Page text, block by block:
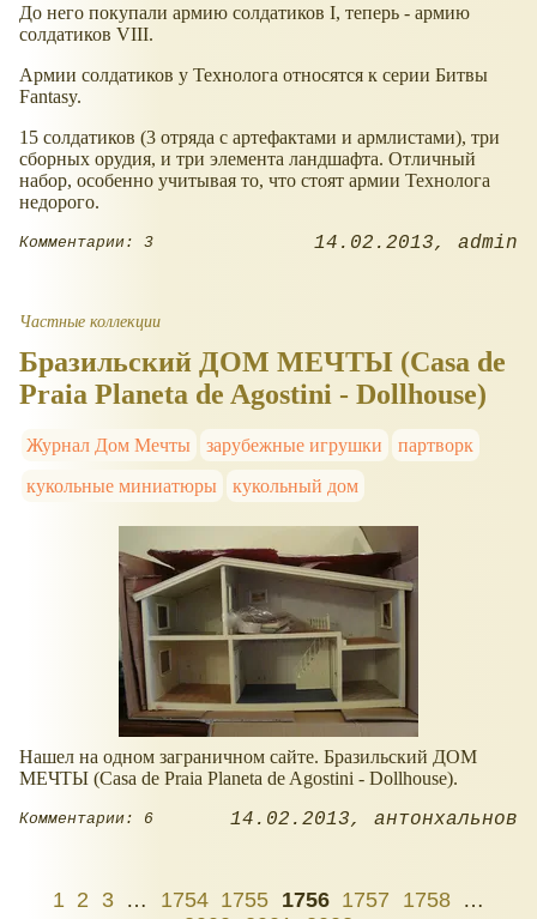
До него покупали армию солдатиков I, теперь - армию
солдатиков VIII.
Армии солдатиков у Технолога относятся к серии Битвы
Fantasy.
15 солдатиков (3 отряда с артефактами и армлистами), три
сборных орудия, и три элемента ландшафта. Отличный
набор, особенно учитывая то, что стоят армии Технолога
недорого.
Комментарии: 3 14.02.2013 admin
Частные коллекции
Бразильский ДОМ МЕЧТЫ (Casa de
Praia Planeta de Agostini - Dollhouse)
Журнал Дом Мечты зарубежные игрушки
партворк
кукольные миниатюры
кукольный дом
Нашел на одном заграничном сайте. Бразильский ДОМ
МЕЧТЫ (Casa de Praia Planeta de Agostini - Dollhouse).
Комментарии: 6 14.02.2013 антонхальнов
1 2 3 … 1754 1755 1756 1757 1758
…